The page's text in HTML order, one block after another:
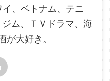
、ベトナム、テニ
ム、ＴＶドラマ、海
が大好き。